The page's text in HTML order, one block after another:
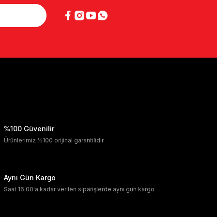
%100 Güvenilir
Ürünlerimiz %100 orijinal garantilidir.
Aynı Gün Kargo
Saat 16:00'a kadar verilen siparişlerde aynı gün kargo